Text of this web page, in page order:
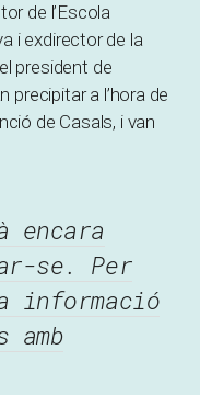
de l’Escola
i exdirector de la
president de
precipitar a l’hora de
de Casals, i van
encara
se. Per
amb